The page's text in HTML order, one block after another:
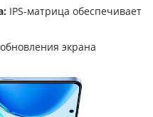
IPS-матрица обеспечивает
экрана